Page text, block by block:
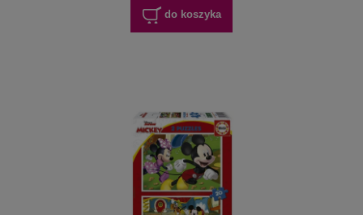
do koszyka